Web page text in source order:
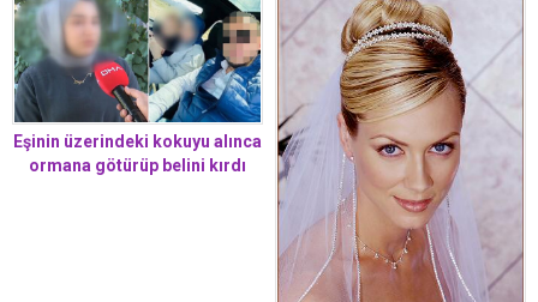
Eşinin üzerindeki kokuyu alınca
ormana götürüp belini kırdı